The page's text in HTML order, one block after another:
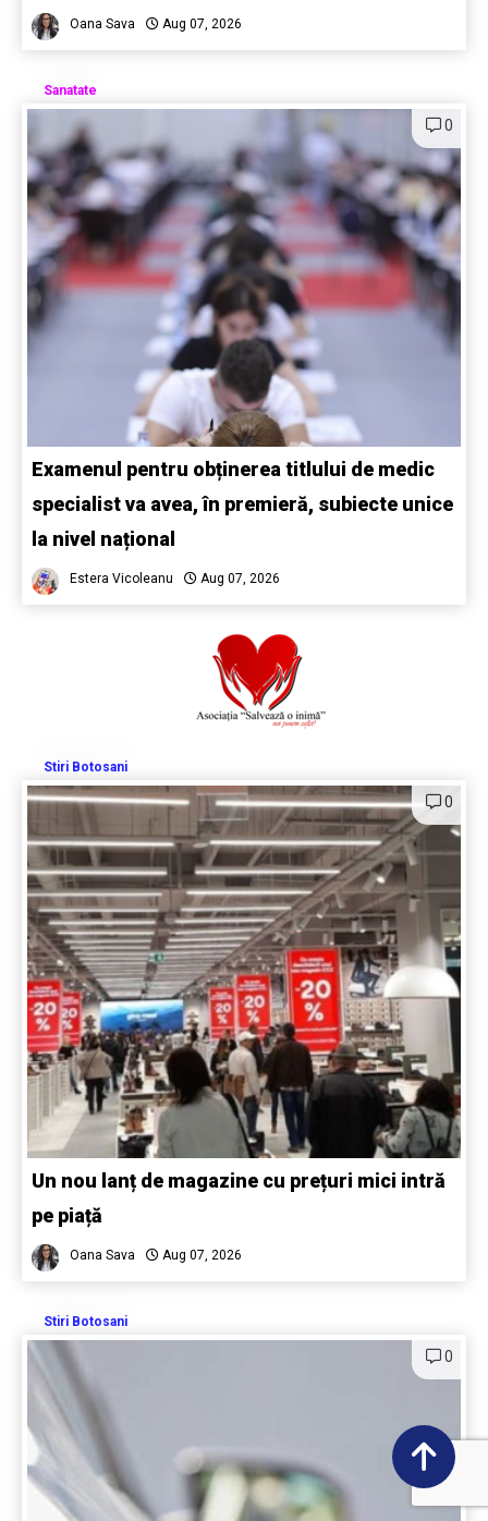
Oana Sava Aug 07, 2026
Sanatate
0
Examenul pentru obținerea titlului de medic
specialist va avea, în premieră, subiecte unice
la nivel național
Estera Vicoleanu Aug 07, 2026
Stiri Botosani
0
Un nou lanț de magazine cu prețuri mici intră
pe piață
Oana Sava Aug 07, 2026
Stiri Botosani
0